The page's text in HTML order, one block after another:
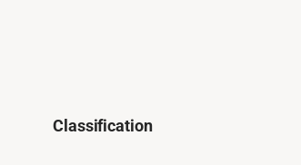
Classification